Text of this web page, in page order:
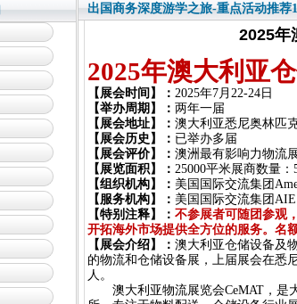
出国商务深度游学之旅-重点活动推荐1
2025年
2025年澳大利亚
【 展会时间 】 ： 2025年7月22-24日
【举办周期 】 ： 两年一届
【 展会地址】 ： 澳大利亚悉尼奥林匹
【 展会历史 】 ： 已举办多届
【 展会评价】 ： 澳洲最有影响力物流
【 展览面积】 ： 25000平米展商数量：
【组织机构】 ： 美国国际交流集团
【 服务机构】 ： 美国国际交流集团
【特别注释】： 不参展者可随团参观
开拓海外市场提供全方位的服务。名
【 展会介绍】： 澳大利亚仓储设备及
的物流和仓储设备展，上届展会在悉
人。
澳大利亚物流展览会CeMAT，是